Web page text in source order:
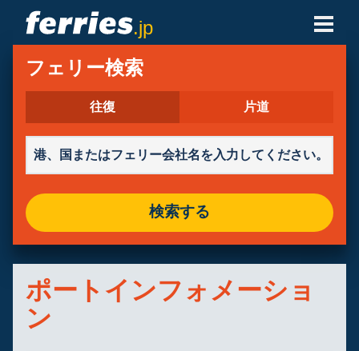
.jp
フェリー会社
フェリーの目的地
フェリールート
予約の管理
フェリー検索
往復 片道
検索する
ポートインフォメーショ
ン